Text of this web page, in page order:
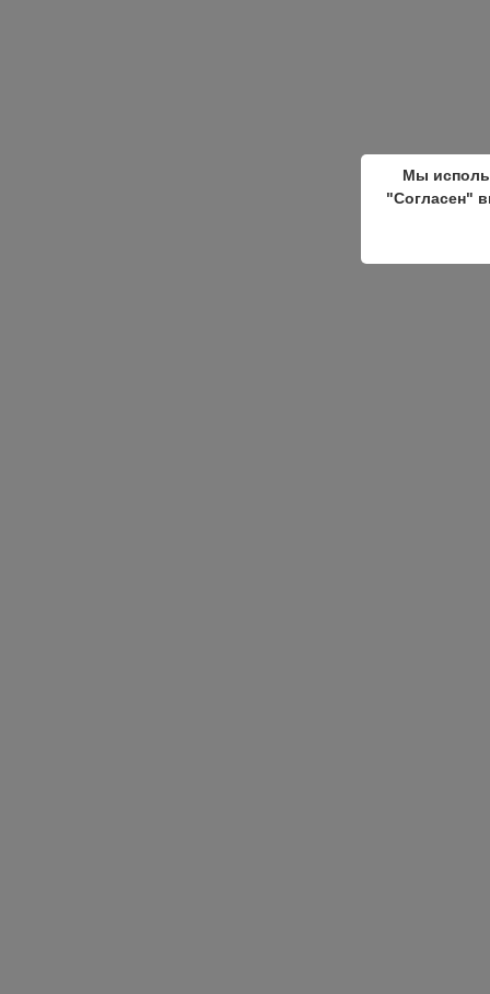
Мы
"Согласен"